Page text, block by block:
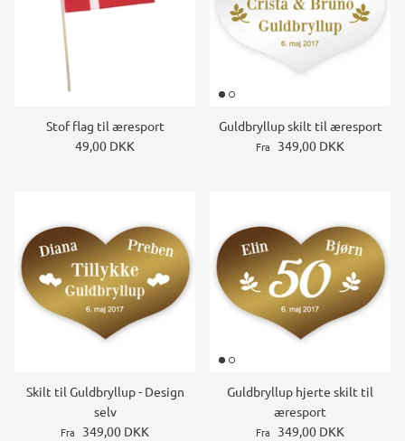
Stof flag til æresport
49,00 DKK
Guldbryllup skilt til æresport
Fra 349,00 DKK
Skilt til Guldbryllup - Design
selv
Fra 349,00 DKK
Guldbryllup hjerte skilt til
æresport
Fra 349,00 DKK